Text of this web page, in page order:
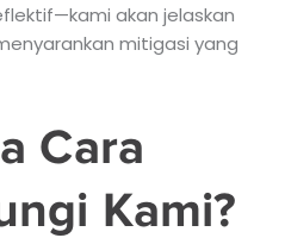
akan jelaskan
mitigasi yang
Cara
Kami?